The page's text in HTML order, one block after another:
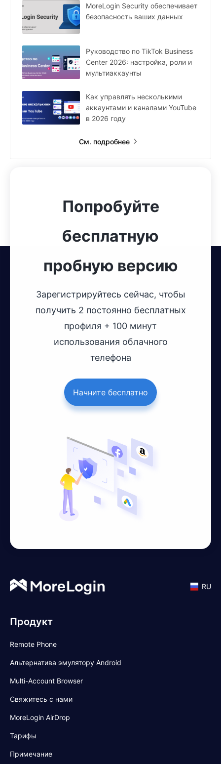
MoreLogin Security обеспечивает
безопасность ваших данных
Руководство по TikTok Business
Center 2026: настройка, роли и
мультиаккаунты
Как управлять несколькими
аккаунтами и каналами YouTube
в 2026 году
См. подробнее
Попробуйте
бесплатную
пробную версию
Зарегистрируйтесь сейчас, чтобы
получить 2 постоянно бесплатных
профиля + 100 минут
использования облачного
телефона
Начните бесплатно
RU
Продукт
Remote Phone
Альтернатива эмулятору Android
Multi-Account Browser
Свяжитесь с нами
MoreLogin AirDrop
Тарифы
Примечание